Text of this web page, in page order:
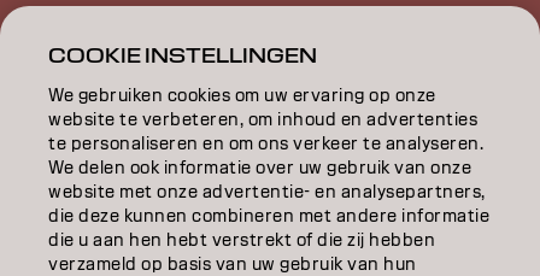
EDUCATION
OVER
SALONVINDER
WORD PARTNER
COOKIE INSTELLINGEN
We gebruiken cookies om uw ervaring op onze
website te verbeteren, om inhoud en advertenties
te personaliseren en om ons verkeer te analyseren.
We delen ook informatie over uw gebruik van onze
website met onze advertentie- en analysepartners,
die deze kunnen combineren met andere informatie
die u aan hen hebt verstrekt of die zij hebben
verzameld op basis van uw gebruik van hun